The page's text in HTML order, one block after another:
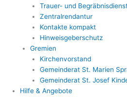
Trauer- und
Zentralrendantur
Kontakte kompakt
Hinweisgeberschutz
Gremien
Kirchenvorstand
Gemeinderat St. Marien
Gemeinderat St. Josef
Hilfe & Angebote